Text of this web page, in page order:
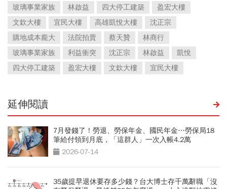
玻璃事業家族
林啟益 四大停工建築
盈宏大樓
文欽大樓
宜民大樓 高雄凱悅大樓
沈正宗
購地成本龐大
法院拍賣 蔡天贊
林商行
玻璃事業家族
利益衝突 沈正宗 林啟益
凱悅
四大停工建築
盈宏大樓 文欽大樓 宜民大樓
延伸閱讀
7月發錢了！勞退、勞保年金、國民年金…勞保局18
筆給付領到月底，「這群人」一次入帳4.2萬
2026-07-14
35歲提早退休要存多少錢？台大博士存千萬辭職「沒